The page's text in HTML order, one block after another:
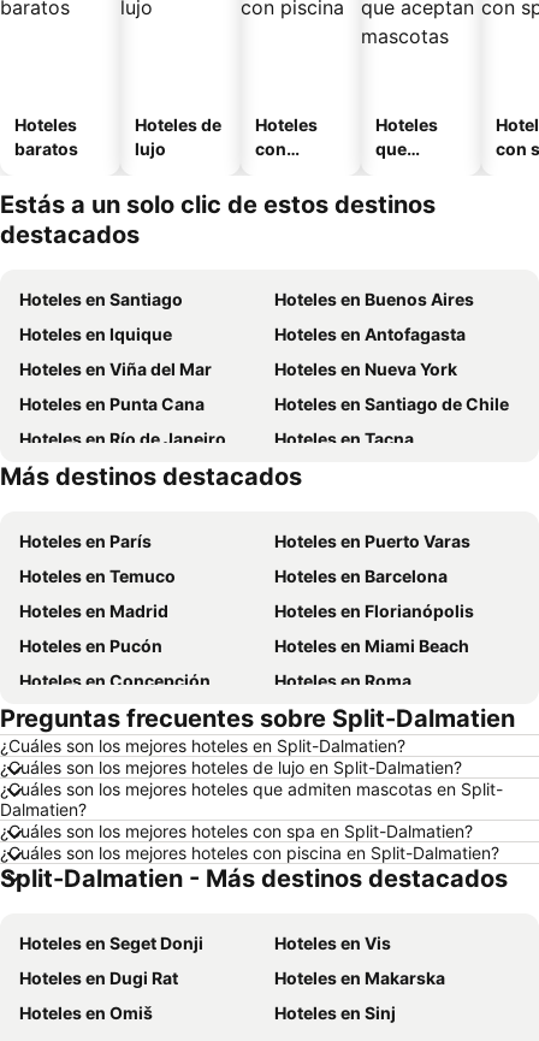
Hoteles
baratos
Hoteles de
lujo
Hoteles
con
Hoteles
que
mascotas
con
Estás a un solo clic de estos destinos
destacados
Hoteles en Santiago
Hoteles en Buenos Aires
Hoteles en Iquique
Hoteles en Antofagasta
Hoteles en Viña del Mar
Hoteles en Nueva York
Hoteles en Punta Cana
Hoteles en Santiago de Chile
Hoteles en Río de Janeiro
Hoteles en Tacna
Hoteles en Brasil
Hoteles en Curazao
Más destinos destacados
Hoteles en París
Hoteles en Puerto Varas
Hoteles en Temuco
Hoteles en Barcelona
Hoteles en Madrid
Hoteles en Florianópolis
Hoteles en Pucón
Hoteles en Miami Beach
Hoteles en Concepción
Hoteles en Roma
Hoteles en La Serena
Hoteles en Puerto Montt
Hoteles en Lima
Hoteles en Valdivia
Hoteles en San Andrés
Hoteles en Búzios
Hoteles en Chillán
Hoteles en Arica
Hoteles en Aruba
Hoteles en Chile
Hoteles en Región Metropolitana de Santiago
Hoteles en Chiloé
Hoteles en Cerdeña
Hoteles en Provincia de Osorno
Hoteles en Puerto Plata
Preguntas frecuentes sobre Split-Dalmatien
¿Cuáles son los mejores hoteles en Split-Dalmatien?
¿Cuáles son los mejores hoteles de lujo en Split-Dalmatien?
¿Cuáles son los mejores hoteles que admiten mascotas en Split-
Dalmatien?
¿Cuáles son los mejores hoteles con spa en Split-Dalmatien?
¿Cuáles son los mejores hoteles con piscina en Split-Dalmatien?
Split-Dalmatien - Más destinos destacados
Hoteles en Seget Donji
Hoteles en Vis
Hoteles en Dugi Rat
Hoteles en Makarska
Hoteles en Omiš
Hoteles en Sinj